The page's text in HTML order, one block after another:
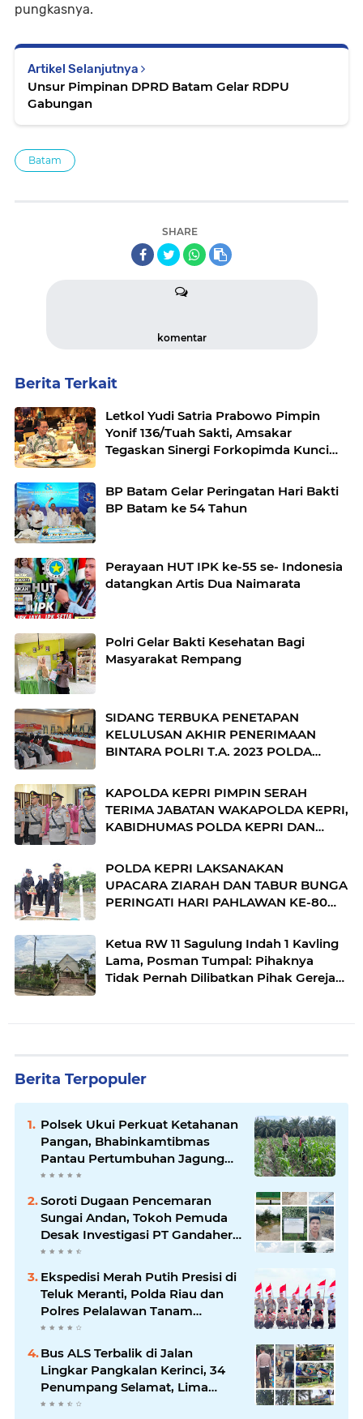
pungkasnya.
Artikel Selanjutnya
Unsur Pimpinan DPRD Batam Gelar RDPU
Gabungan
Batam
SHARE
komentar
Berita Terkait
Letkol Yudi Satria Prabowo Pimpin
Yonif 136/Tuah Sakti, Amsakar
Tegaskan Sinergi Forkopimda Kunci
BP Batam Gelar Peringatan Hari Bakti
BP Batam ke 54 Tahun
Perayaan HUT IPK ke-55 se- Indonesia
datangkan Artis Dua Naimarata
Polri Gelar Bakti Kesehatan Bagi
Masyarakat Rempang
SIDANG TERBUKA PENETAPAN
KELULUSAN AKHIR PENERIMAAN
BINTARA POLRI T.A. 2023 POLDA
KAPOLDA KEPRI PIMPIN SERAH
TERIMA JABATAN WAKAPOLDA KEPRI,
KABIDHUMAS POLDA KEPRI DAN
POLDA KEPRI LAKSANAKAN
UPACARA ZIARAH DAN TABUR BUNGA
PERINGATI HARI PAHLAWAN KE-80
Ketua RW 11 Sagulung Indah 1 Kavling
Lama, Posman Tumpal: Pihaknya
Tidak Pernah Dilibatkan Pihak Gereja
Berita Terpopuler
Polsek Ukui Perkuat Ketahanan
Pangan, Bhabinkamtibmas
Pantau Pertumbuhan Jagung
Petani di Desa Air Hitam
Soroti Dugaan Pencemaran
Sungai Andan, Tokoh Pemuda
Desak Investigasi PT Gandahera
Hendana
Ekspedisi Merah Putih Presisi di
Teluk Meranti, Polda Riau dan
Polres Pelalawan Tanam
Mangrove Demi Negeri
Bus ALS Terbalik di Jalan
Lingkar Pangkalan Kerinci, 34
Penumpang Selamat, Lima
Alami Luka Ringan